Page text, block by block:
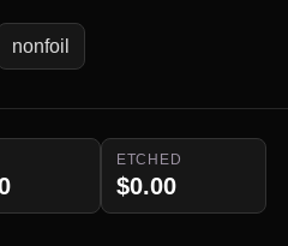
nonfoil
ETCHED
$0.00